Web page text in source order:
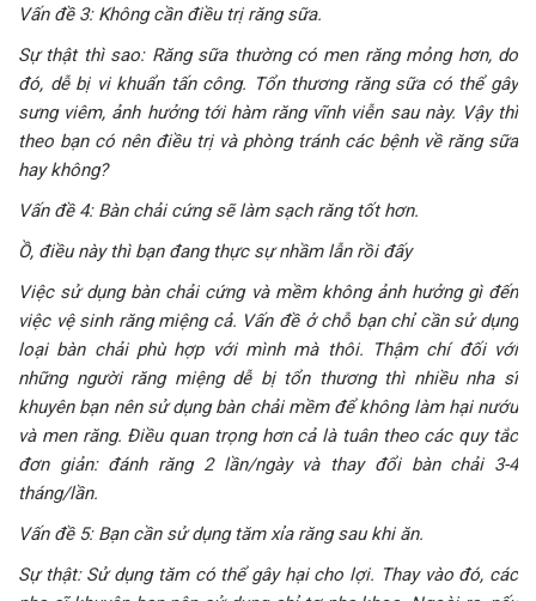
Vấn đề 3: Không cần điều trị răng sữa.
Sự thật thì sao: Răng sữa thường có men răng mỏng hơn, do
đó, dễ bị vi khuẩn tấn công. Tổn thương răng sữa có thể gây
sưng viêm, ảnh hưởng tới hàm răng vĩnh viễn sau này. Vậy thì
theo bạn có nên điều trị và phòng tránh các bệnh về răng sữa
hay không?
Vấn đề 4: Bàn chải cứng sẽ làm sạch răng tốt hơn.
Ồ, điều này thì bạn đang thực sự nhầm lẫn rồi đấy
Việc sử dụng bàn chải cứng và mềm không ảnh hưởng gì đến
việc vệ sinh răng miệng cả. Vấn đề ở chỗ bạn chỉ cần sử dụng
loại bàn chải phù hợp với mình mà thôi. Thậm chí đối với
những người răng miệng dễ bị tổn thương thì nhiều nha sĩ
khuyên bạn nên sử dụng bàn chải mềm để không làm hại nướu
và men răng. Điều quan trọng hơn cả là tuân theo các quy tắc
đơn giản: đánh răng 2 lần/ngày và thay đổi bàn chải 3-4
tháng/lần.
Vấn đề 5: Bạn cần sử dụng tăm xỉa răng sau khi ăn.
Sự thật: Sử dụng tăm có thể gây hại cho lợi. Thay vào đó, các